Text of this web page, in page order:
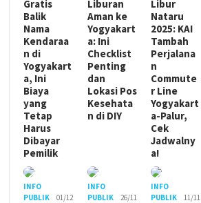
Gratis
Balik
Nama
Kendaraa
n di
Yogyakart
a, Ini
Biaya
yang
Tetap
Harus
Dibayar
Pemilik
Liburan
Aman ke
Yogyakart
a: Ini
Checklist
Penting
dan
Lokasi Pos
Kesehata
n di DIY
Libur
Nataru
2025: KAI
Tambah
Perjalana
n
Commute
r Line
Yogyakart
a-Palur,
Cek
Jadwalny
a!
INFO
PUBLIK
01/12
INFO
PUBLIK
26/11
INFO
PUBLIK
11/11